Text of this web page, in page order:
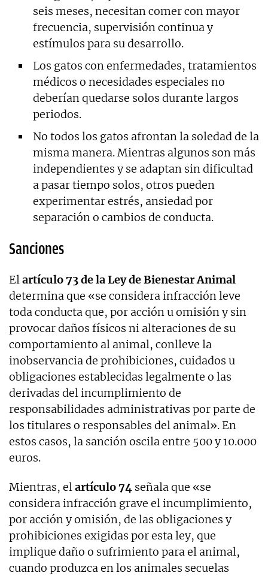
seis meses, necesitan comer con mayor
frecuencia, supervisión continua y
estímulos para su desarrollo.
Los gatos con enfermedades, tratamientos
médicos o necesidades especiales no
deberían quedarse solos durante largos
periodos.
No todos los gatos afrontan la soledad de la
misma manera. Mientras algunos son más
independientes y se adaptan sin dificultad
a pasar tiempo solos, otros pueden
experimentar estrés, ansiedad por
separación o cambios de conducta.
Sanciones
Elartículo 73 de la Ley de Bienestar Animal
determina que «se considera infracción leve
toda conducta que, por acción u omisión y sin
provocar daños físicos ni alteraciones de su
comportamiento al animal, conlleve la
inobservancia de prohibiciones, cuidados u
obligaciones establecidas legalmente o las
derivadas del incumplimiento de
responsabilidades administrativas por parte de
los titulares o responsables del animal». En
estos casos, la sanción oscila entre 500 y 10.000
euros.
Mientras, elartículo 74 señala que «se
considera infracción grave el incumplimiento,
por acción y omisión, de las obligaciones y
prohibiciones exigidas por esta ley, que
implique daño o sufrimiento para el animal,
cuando produzca en los animales secuelas